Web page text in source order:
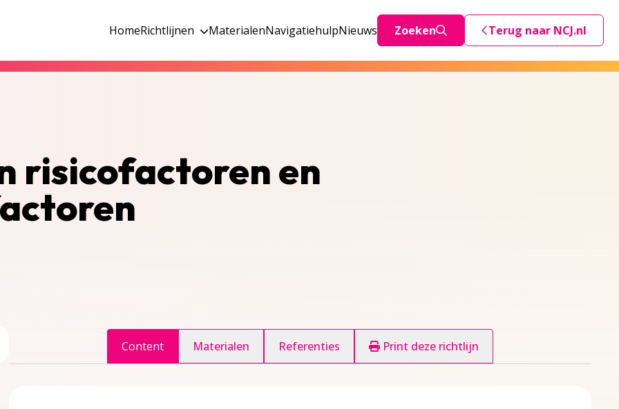
HomeRichtlijnen MaterialenNavigatiehulpNieuws Zoeken Terug naar NCJ.nl
Deze link stuurt je terug
risicofactoren en
inhoudsopgave Content Materialen Referenties Print deze richtlijn